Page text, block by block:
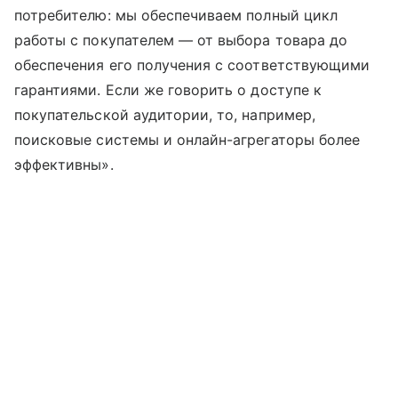
потребителю: мы обеспечиваем полный цикл
работы с покупателем — от выбора товара до
обеспечения его получения с соответствующими
гарантиями. Если же говорить о доступе к
покупательской аудитории, то, например,
поисковые системы и онлайн-агрегаторы более
эффективны».